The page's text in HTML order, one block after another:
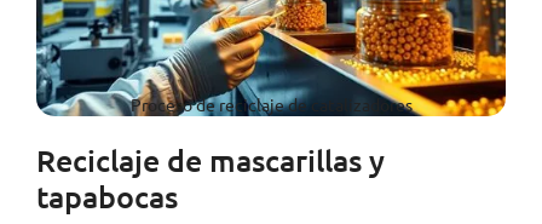
Proceso de reciclaje de catalizadores
Reciclaje de mascarillas y
tapabocas